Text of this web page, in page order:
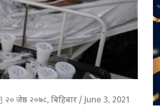
२० जेष्ठ २०७८, बिहिबार / June 3, 2021